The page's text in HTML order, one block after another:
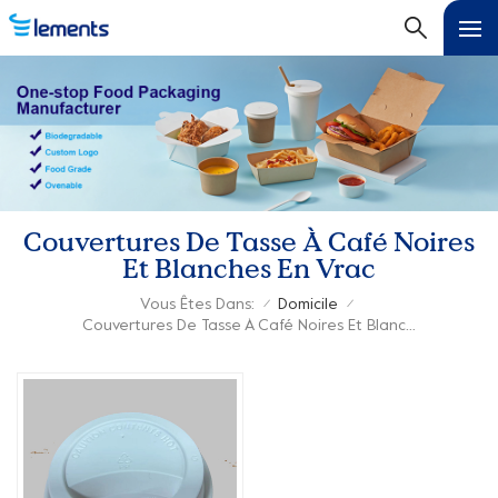
Couvertures De Tasse À Café Noires
Et Blanches En Vrac
Vous Êtes Dans: / Domicile /
Couvertures De Tasse À Café Noires Et Blanches En Vrac